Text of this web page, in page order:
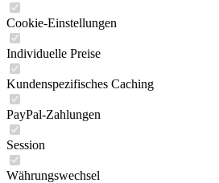
Cookie-Einstellungen
Individuelle Preise
Kundenspezifisches Caching
PayPal-Zahlungen
Session
Währungswechsel